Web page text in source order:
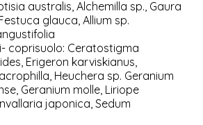
australis, Alchemilla sp., Gaura
glauca, Allium sp.
coprisuolo: Ceratostigma
Erigeron karviskianus,
Heuchera sp. Geranium
Geranium molle, Liriope
japonica, Sedum